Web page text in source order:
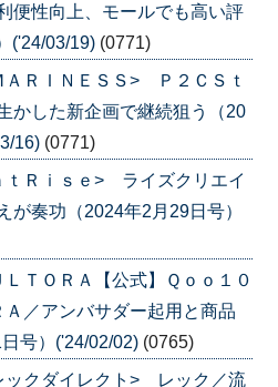
便性向上、モールでも高い評
('24/03/19) (0771)
ＲＩＮＥＳＳ> Ｐ２ＣＳｔ
かした新企画で継続狙う（20
16) (0771)
ｔＲｉｓｅ> ライズクリエイ
が奏功（2024年2月29日号）
ＴＯＲＡ【公式】Ｑｏｏ１０
／アンバサダー起用と商品
号）('24/02/02) (0765)
ックダイレクト> レック／流